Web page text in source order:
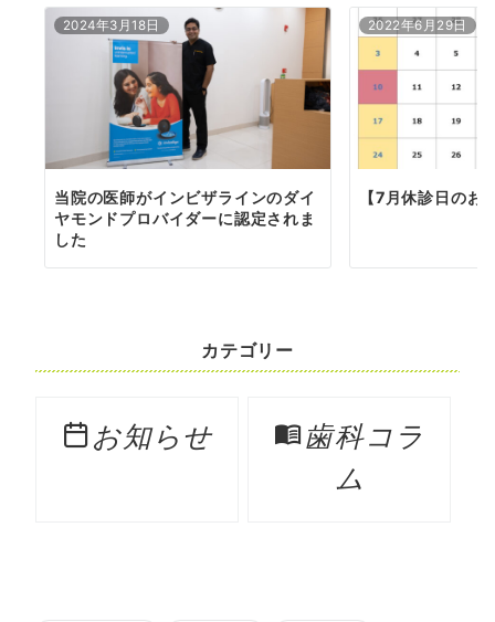
2024年3月18日
当院の医師がインビザラインのダイ
ヤモンドプロバイダーに認定されま
した
2022年6月29日
【7月休診日のお
カテゴリー
お知らせ
歯科コラ
ム